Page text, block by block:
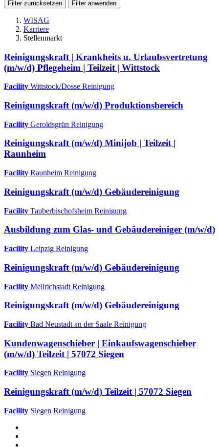
Filter zurücksetzen Filter anwenden
WISAG
Karriere
Stellenmarkt
Reinigungskraft | Krankheits u. Urlaubsvertretung
(m/w/d) Pflegeheim | Teilzeit | Wittstock
Facility Wittstock/Dosse Reinigung
Reinigungskraft (m/w/d) Produktionsbereich
Facility Geroldsgrün Reinigung
Reinigungskraft (m/w/d) Minijob | Teilzeit |
Raunheim
Facility Raunheim Reinigung
Reinigungskraft (m/w/d) Gebäudereinigung
Facility Tauberbischofsheim Reinigung
Ausbildung zum Glas- und Gebäudereiniger (m/w/d)
Facility Leipzig Reinigung
Reinigungskraft (m/w/d) Gebäudereinigung
Facility Mellrichstadt Reinigung
Reinigungskraft (m/w/d) Gebäudereinigung
Facility Bad Neustadt an der Saale Reinigung
Kundenwagenschieber | Einkaufswagenschieber
(m/w/d) Teilzeit | 57072 Siegen
Facility Siegen Reinigung
Reinigungskraft (m/w/d) Teilzeit | 57072 Siegen
Facility Siegen Reinigung